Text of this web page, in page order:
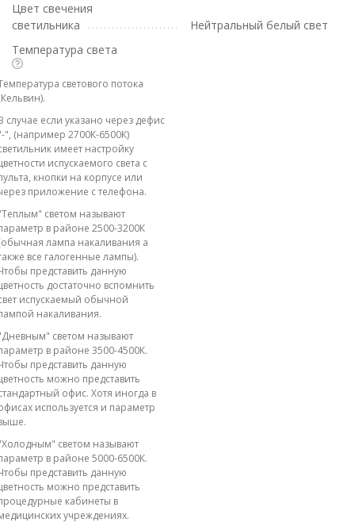
Цвет свечения
светильника
Нейтральный белый свет
Температура света
светового потока
случае если указано через дефис
", (например 2700К-6500К)
имеет настройку
испускаемого света с
кнопки на корпусе или
приложение с телефона.
светом называют
в районе 2500-3200К
лампа накаливания а
все галогенные лампы).
представить данную
достаточно вспомнить
испускаемый обычной
накаливания.
светом называют
в районе 3500-4500К.
представить данную
можно представить
офис. Хотя иногда в
используется и параметр
светом называют
в районе 5000-6500К.
представить данную
можно представить
кабинеты в
учреждениях.